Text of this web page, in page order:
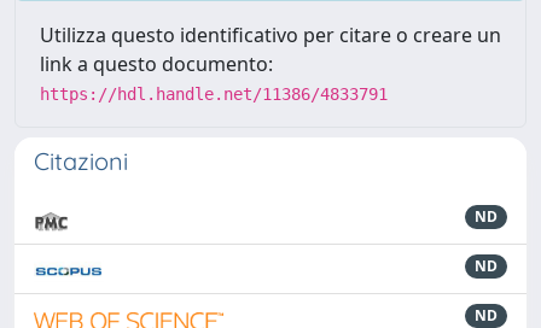
Utilizza questo identificativo per citare o creare un
link a questo documento:
https://hdl.handle.net/11386/4833791
Citazioni
ND
ND
ND